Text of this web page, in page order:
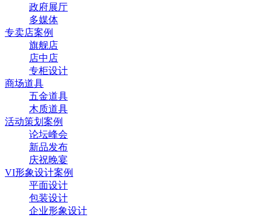
政府展厅
多媒体
专卖店案例
旗舰店
店中店
专柜设计
商场道具
五金道具
木质道具
活动策划案例
论坛峰会
新品发布
庆祝晚宴
VI形象设计案例
平面设计
包装设计
企业形象设计